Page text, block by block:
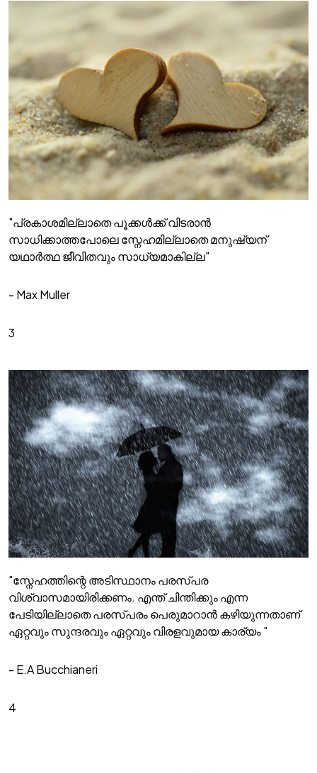
"പ്രകാശമില്ലാതെ പൂക്കൾക്ക് വിടരാൻ
സാധിക്കാത്തപോലെ സ്നേഹമില്ലാതെ മനുഷ്യന്
യഥാർത്ഥ ജീവിതവും സാധ്യമാകില്ല"
- Max Muller
3
"സ്നേഹത്തിന്റെ അടിസ്ഥാനം പരസ്പര
വിശ്വാസമായിരിക്കണം. എന്ത് ചിന്തിക്കും എന്ന
പേടിയില്ലാതെ പരസ്പരം പെരുമാറാൻ കഴിയുന്നതാണ്
ഏറ്റവും സുന്ദരവും ഏറ്റവും വിരളവുമായ കാര്യം "
- E.A Bucchianeri
4